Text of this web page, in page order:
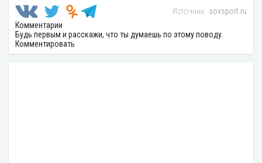
sovsport.ru
Комментарии
Будь первым и расскажи, что ты думаешь по этому поводу.
Комментировать